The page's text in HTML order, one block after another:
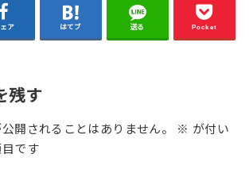
ア はてブ 送る Pocket
残す
開されることはありません。 ※ が付い
です